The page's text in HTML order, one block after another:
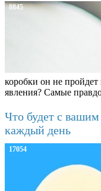
8845
коробки он не пройдет
явления? Самые
Что будет с
каждый день
17054